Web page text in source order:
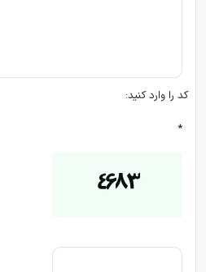
کد را وارد کنید:
*